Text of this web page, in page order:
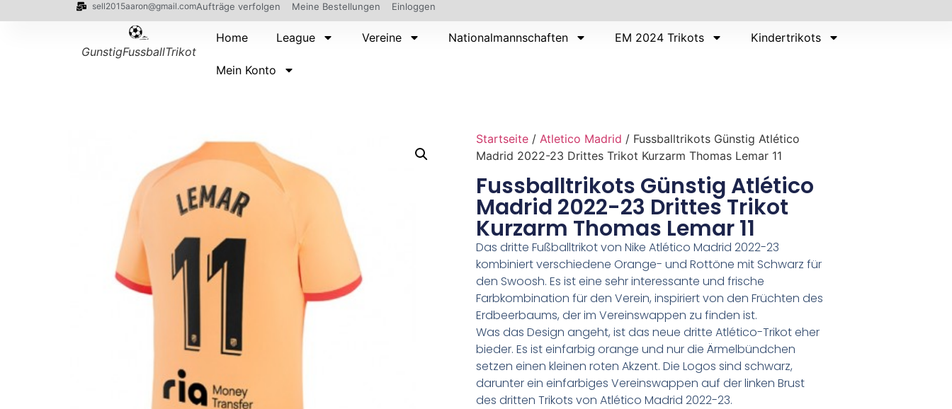
sell2015aaron@gmail.comAufträge verfolgen Meine Bestellungen Einloggen
GunstigFussballTrikot
Home League Vereine Nationalmannschaften EM 2024 Trikots Kindertrikots
Mein Konto
Startseite / Atletico Madrid / Fussballtrikots Günstig Atlético
Madrid 2022-23 Drittes Trikot Kurzarm Thomas Lemar 11
Fussballtrikots Günstig Atlético
Madrid 2022-23 Drittes Trikot
Kurzarm Thomas Lemar 11
Das dritte Fußballtrikot von Nike Atlético Madrid 2022-23
kombiniert verschiedene Orange- und Rottöne mit Schwarz für
den Swoosh. Es ist eine sehr interessante und frische
Farbkombination für den Verein, inspiriert von den Früchten des
Erdbeerbaums, der im Vereinswappen zu finden ist.
Was das Design angeht, ist das neue dritte Atlético-Trikot eher
bieder. Es ist einfarbig orange und nur die Ärmelbündchen
setzen einen kleinen roten Akzent. Die Logos sind schwarz,
darunter ein einfarbiges Vereinswappen auf der linken Brust
des dritten Trikots von Atlético Madrid 2022-23.